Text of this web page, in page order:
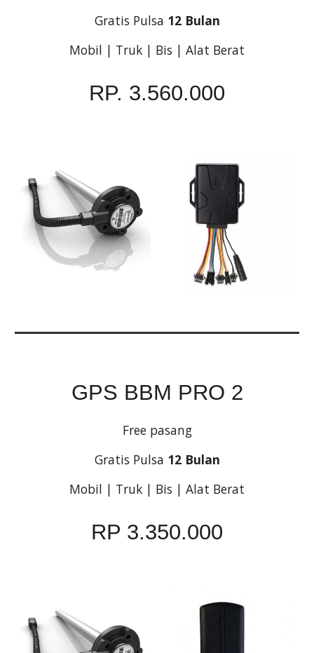
Gratis Pulsa 12 Bulan
Mobil | Truk | Bis | Alat Berat
RP. 3.560.000
GPS BBM PRO 2
Free pasang
Gratis Pulsa 12 Bulan
Mobil | Truk | Bis | Alat Berat
RP 3.350.000